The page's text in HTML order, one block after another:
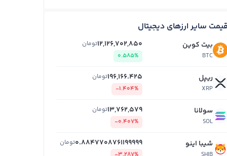
قیمت سایر ارزهای دیجیتال
بیت کوین
BTC
12,126,702,850تومان
0.585%
ریپل
XRP
196,166.425تومان
-1.404%
سولانا
SOL
13,762,579تومان
-0.407%
شیبا اینو 0.8847708761199999تومان